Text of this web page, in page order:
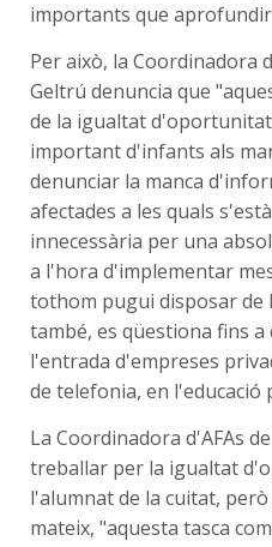
importants que
Per això, la Coordinadora
Geltrú denuncia que
de la igualtat
important d'infants als
denunciar la manca
afectades a les quals
innecessària per una
a l'hora d'implementar
tothom pugui disposar de
també, es qüestiona fins
l'entrada d'empreses
de telefonia, en l'educació
La Coordinadora d'AFAs
treballar per la igualtat
l'alumnat de la cuitat,
mateix, "aquesta tasca